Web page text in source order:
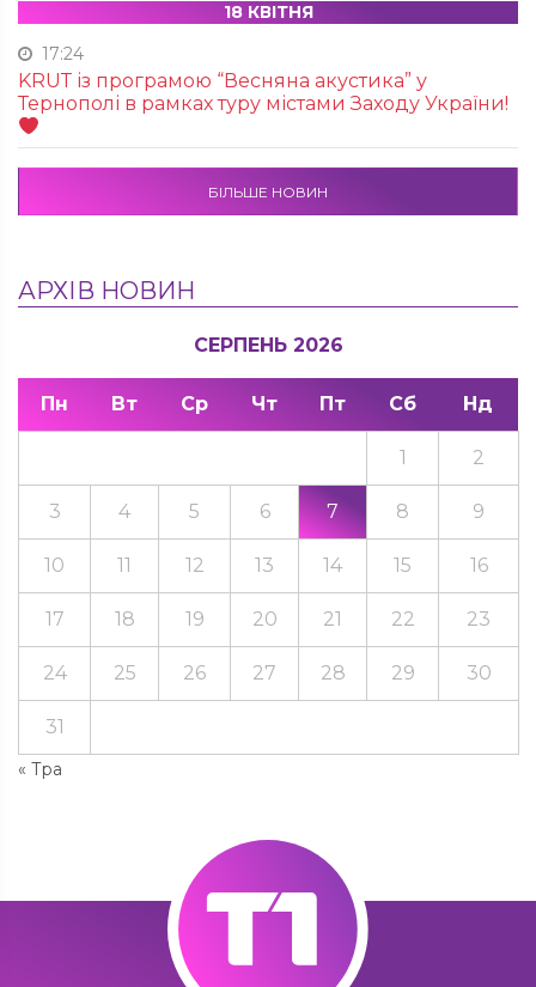
18 КВІТНЯ
17:24
KRUТ із програмою “Весняна акустика” у
Тернополі в рамках туру містами Заходу України!
БІЛЬШЕ НОВИН
АРХІВ НОВИН
СЕРПЕНЬ 2026
Пн Вт Ср Чт Пт Сб Нд
« Тра
1 2
3 4 5 6 7 8 9
10 11 12 13 14 15 16
17 18 19 20 21 22 23
24 25 26 27 28 29 30
31